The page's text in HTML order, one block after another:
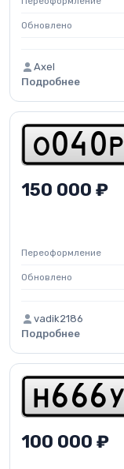
Обновлено
Axel
Подробнее
o0 4 0 p
150 000 ₽
Переоформление
Обновлено
vadik2186
Подробнее
h 6 6 6 y
100 000 ₽